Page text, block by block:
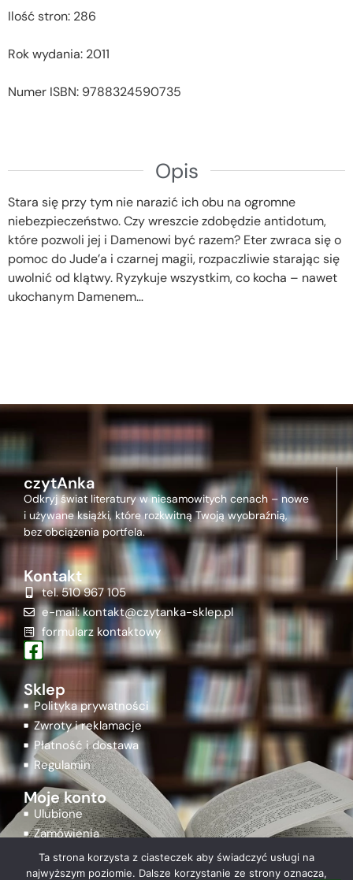
Ilość stron: 286
Rok wydania: 2011
Numer ISBN: 9788324590735
Opis
Stara się przy tym nie narazić ich obu na ogromne
niebezpieczeństwo. Czy wreszcie zdobędzie antidotum,
które pozwoli jej i Damenowi być razem? Eter zwraca się o
pomoc do Jude’a i czarnej magii, rozpaczliwie starając się
uwolnić od klątwy. Ryzykuje wszystkim, co kocha – nawet
ukochanym Damenem…
czytAnka
Odkryj świat literatury w niesamowitych cenach – nowe
i używane książki, które rozkwitną Twoją wyobraźnią,
bez obciążenia portfela.
Kontakt
tel. 510 967 105
e-mail: kontakt@czytanka-sklep.pl
formularz kontaktowy
Sklep
Polityka prywatności
Zwroty i reklamacje
Płatność i dostawa
Regulamin
Moje konto
Ulubione
Zamówienia
Rejestracja
Logowanie
Ta strona korzysta z ciasteczek aby świadczyć usługi na
najwyższym poziomie. Dalsze korzystanie ze strony oznacza,